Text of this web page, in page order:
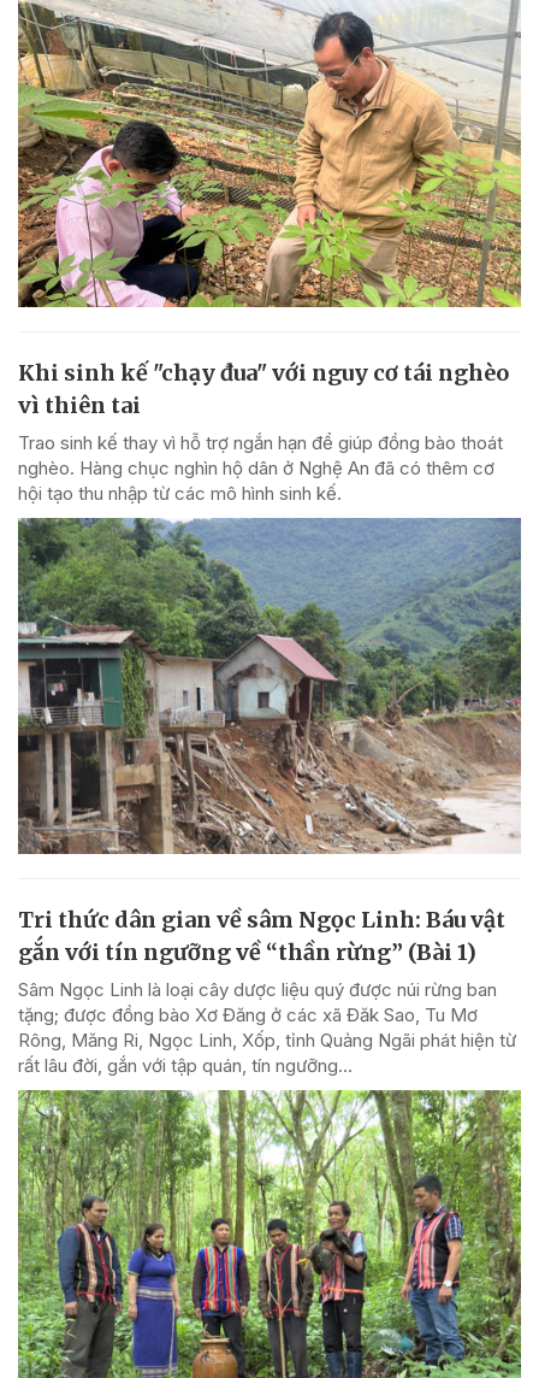
Khi sinh kế "chạy đua" với nguy cơ tái nghèo
vì thiên tai
Trao sinh kế thay vì hỗ trợ ngắn hạn để giúp đồng bào thoát
nghèo. Hàng chục nghìn hộ dân ở Nghệ An đã có thêm cơ
hội tạo thu nhập từ các mô hình sinh kế.
Tri thức dân gian về sâm Ngọc Linh: Báu vật
gắn với tín ngưỡng về “thần rừng” (Bài 1)
Sâm Ngọc Linh là loại cây dược liệu quý được núi rừng ban
tặng; được đồng bào Xơ Đăng ở các xã Đăk Sao, Tu Mơ
Rông, Măng Ri, Ngọc Linh, Xốp, tỉnh Quảng Ngãi phát hiện từ
rất lâu đời, gắn với tập quán, tín ngưỡng...